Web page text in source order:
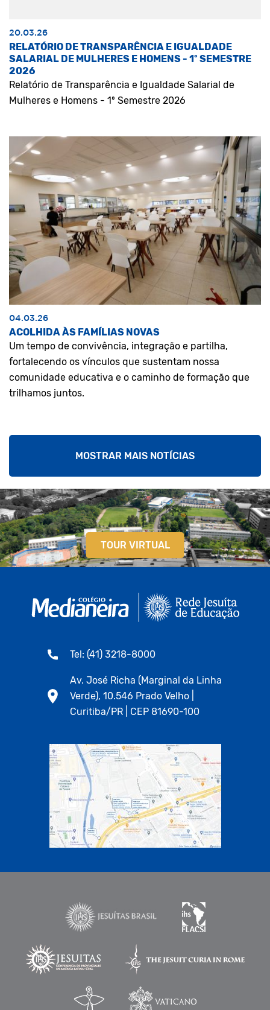
20.03.26
RELATÓRIO DE TRANSPARÊNCIA E IGUALDADE
SALARIAL DE MULHERES E HOMENS - 1º SEMESTRE
2026
Relatório de Transparência e Igualdade Salarial de
Mulheres e Homens - 1º Semestre 2026
04.03.26
ACOLHIDA ÀS FAMÍLIAS NOVAS
Um tempo de convivência, integração e partilha,
fortalecendo os vínculos que sustentam nossa
comunidade educativa e o caminho de formação que
trilhamos juntos.
MOSTRAR MAIS NOTÍCIAS
TOUR VIRTUAL
Tel: (41) 3218-8000
Av. José Richa (Marginal da Linha
Verde), 10.546 Prado Velho |
Curitiba/PR | CEP 81690-100